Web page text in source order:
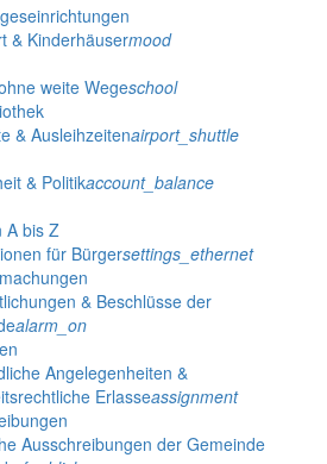
& Kinderhäusermood
weite Wegeschool
& Ausleihzeitenairport_shuttle
& Politikaccount_balance
A bis Z
für Bürgersettings_ethernet
& Beschlüsse der
alarm_on
Angelegenheiten &
Erlasseassignment
Ausschreibungen der Gemeinde